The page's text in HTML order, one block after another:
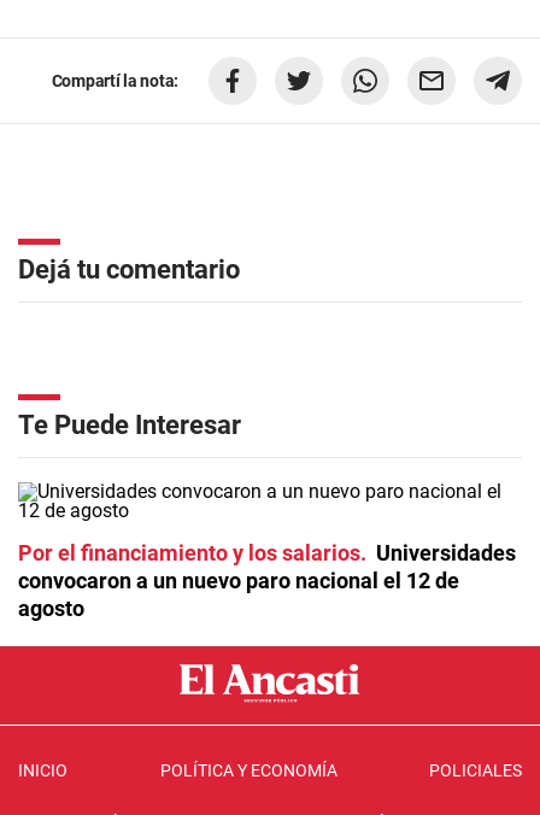
Compartí la nota:
Dejá tu comentario
Te Puede Interesar
Por el financiamiento y los salarios
Universidades
convocaron a un nuevo paro nacional el 12 de
agosto
INICIO POLÍTICA Y ECONOMÍA POLICIALES